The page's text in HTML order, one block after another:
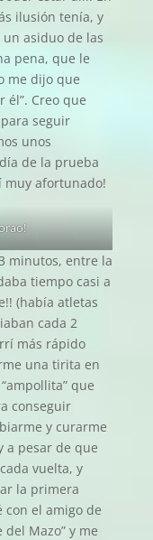
ilusión tenía, y
asiduo de las
pena, que le
me dijo que
él”. Creo que
seguir
unos
de la prueba
muy afortunado!
minutos, entre la
tiempo casi a
(había atletas
cada 2
más rápido
una tirita en
que
conseguir
y curarme
a pesar de que
vuelta, y
la primera
con el amigo de
del Mazo” y me